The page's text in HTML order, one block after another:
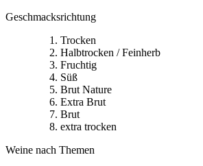
Geschmacksrichtung
Trocken
Halbtrocken / Feinherb
Fruchtig
Süß
Brut Nature
Extra Brut
Brut
extra trocken
Weine nach Themen